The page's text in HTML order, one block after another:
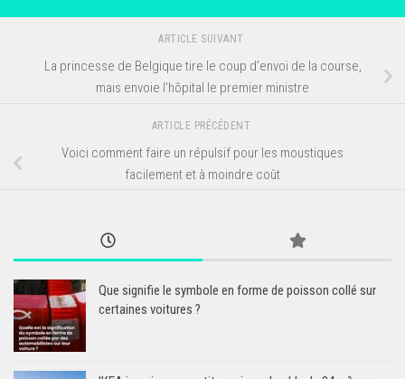
ARTICLE SUIVANT
La princesse de Belgique tire le coup d’envoi de la course,
mais envoie l’hôpital le premier ministre
ARTICLE PRÉCÉDENT
Voici comment faire un répulsif pour les moustiques
facilement et à moindre coût
Que signifie le symbole en forme de poisson collé sur
certaines voitures ?